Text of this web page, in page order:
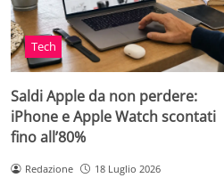
Tech
Saldi Apple da non perdere:
iPhone e Apple Watch scontati
fino all’80%
Redazione 18 Luglio 2026